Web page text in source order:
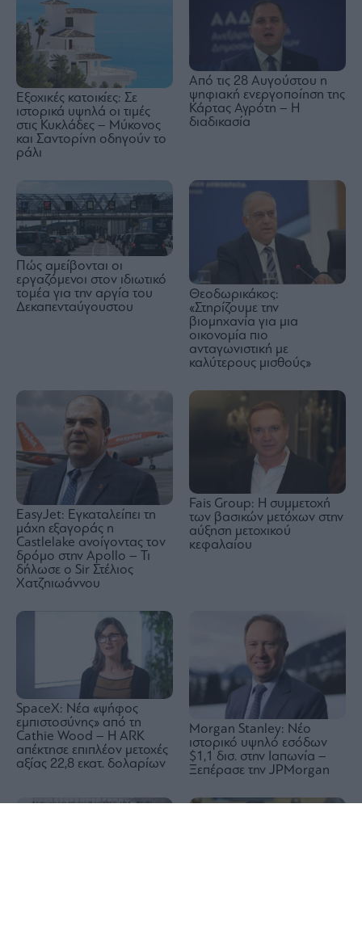
Εξοχικές κατοικίες: Σε
ιστορικά υψηλά οι τιμές
στις Κυκλάδες – Μύκονος
και Σαντορίνη οδηγούν το
ράλι
Από τις 28 Αυγούστου η
ψηφιακή ενεργοποίηση της
Κάρτας Αγρότη – Η
διαδικασία
Πώς αμείβονται οι
εργαζόμενοι στον ιδιωτικό
τομέα για την αργία του
Δεκαπενταύγουστου
Θεοδωρικάκος:
«Στηρίζουμε την
βιομηχανία για μια
οικονομία πιο
ανταγωνιστική με
καλύτερους μισθούς»
EasyJet: Εγκαταλείπει τη
μάχη εξαγοράς η
Castlelake ανοίγοντας τον
δρόμο στην Apollo – Τι
δήλωσε ο Sir Στέλιος
Χατζηιωάννου
Fais Group: Η συμμετοχή
των βασικών μετόχων στην
αύξηση μετοχικού
κεφαλαίου
SpaceΧ: Νέα «ψήφος
εμπιστοσύνης» από τη
Cathie Wood – Η ARK
απέκτησε επιπλέον μετοχές
αξίας 22,8 εκατ. δολαρίων
Morgan Stanley: Νέο
ιστορικό υψηλό εσόδων
$1,1 δισ. στην Ιαπωνία –
Ξεπέρασε την JPMorgan